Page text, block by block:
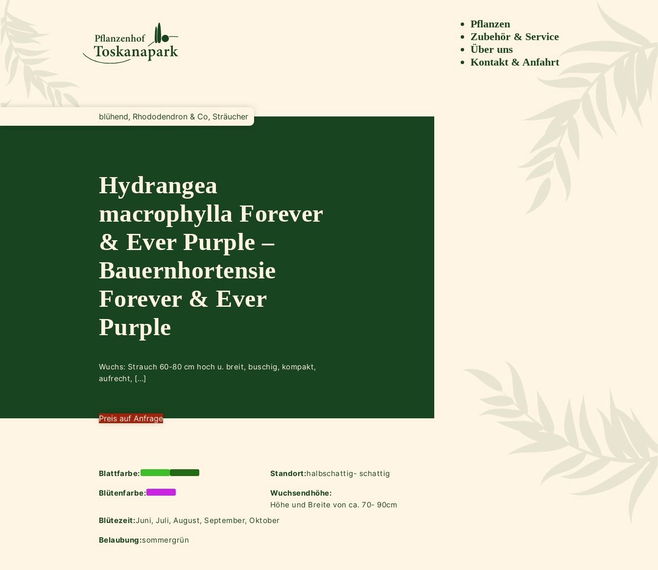
Pflanzen
Zubehör & Service
Über uns
Kontakt & Anfahrt
blühend, Rhododendron & Co, Sträucher
Hydrangea
macrophylla Forever
& Ever Purple –
Bauernhortensie
Forever & Ever
Purple
Wuchs: Strauch 60-80 cm hoch u. breit, buschig, kompakt,
aufrecht, […]
Preis auf Anfrage
Blattfarbe:
Blütenfarbe:
Standort:halbschattig- schattig
Wuchsendhöhe:
Höhe und Breite von ca. 70- 90cm
Blütezeit:Juni, Juli, August, September, Oktober
Belaubung:sommergrün